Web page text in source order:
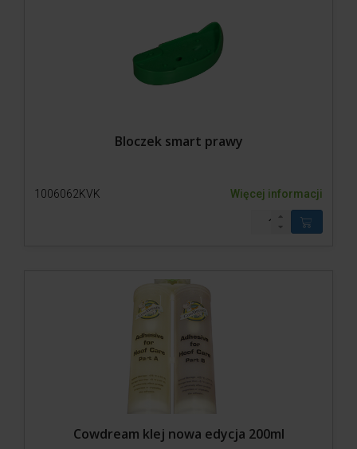
Bloczek smart prawy
1006062KVK Więcej informacji
Cowdream klej nowa edycja 200ml